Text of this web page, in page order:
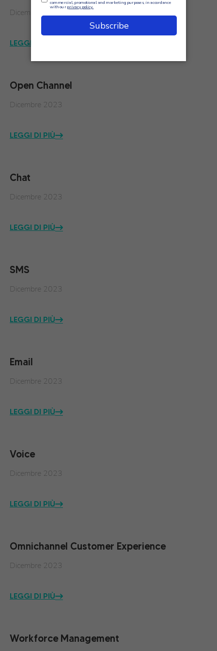
Dicembre 2023
LEGGI DI PIÙ
Open Channel
Dicembre 2023
LEGGI DI PIÙ
Chat
Dicembre 2023
LEGGI DI PIÙ
SMS
Dicembre 2023
LEGGI DI PIÙ
Email
Dicembre 2023
LEGGI DI PIÙ
Voice
Dicembre 2023
LEGGI DI PIÙ
Omnichannel Customer Experience
Dicembre 2023
LEGGI DI PIÙ
Workforce Management